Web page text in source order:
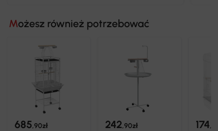
Możesz również potrzebować
685,90zł 242,90zł 174